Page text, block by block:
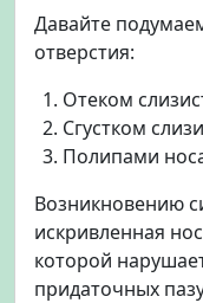
Давайте
отверстия:
Отеком
Сгустком
Полипами
Возникновению
искривленная
которой
придаточных